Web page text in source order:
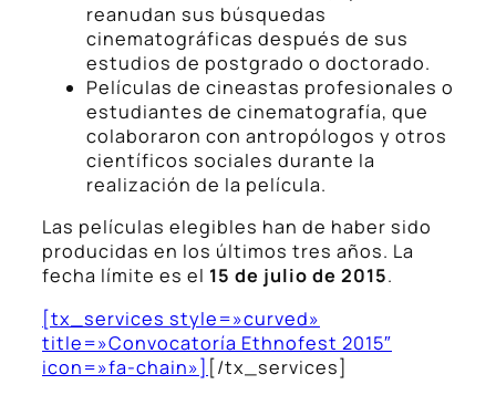
reanudan sus búsquedas
cinematográficas después de sus
estudios de postgrado o doctorado.
Películas de cineastas profesionales o
estudiantes de cinematografía, que
colaboraron con antropólogos y otros
científicos sociales durante la
realización de la película.
Las películas elegibles han de haber sido
producidas en los últimos tres años. La
fecha límite es el 15 de julio de 2015.
[tx_services style=»curved»
title=»Convocatoría Ethnofest 2015″
icon=»fa-chain»] [/tx_services]